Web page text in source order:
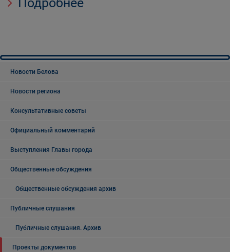
Новости Белова
Новости региона
Консультативные советы
Официальный комментарий
Выступления Главы города
Общественные обсуждения
Общественные обсуждения архив
Публичные слушания
Публичные слушания. Архив
Проекты документов